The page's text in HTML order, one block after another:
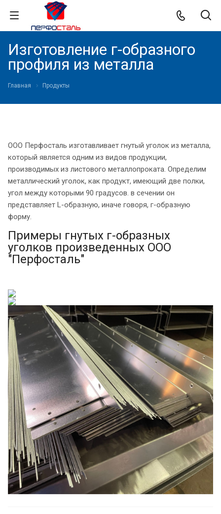
Изготовление г-образного
профиля из металла
Главная Продукты
ООО Перфосталь изготавливает гнутый уголок из металла,
который является одним из видов продукции,
производимых из листового металлопроката. Определим
металлический уголок, как продукт, имеющий две полки,
угол между которыми 90 градусов. в сечении он
представляет L-образную, иначе говоря, г-образную
форму.
Примеры гнутых г-образных
уголков произведенных ООО
"Перфосталь"